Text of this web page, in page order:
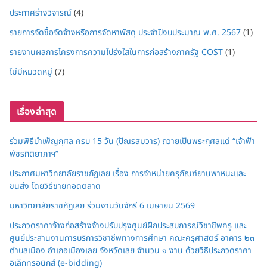
ประกาศร่างวิจารณ์(4)
รายการจัดซื้อจัดจ้างหรือการจัดหาพัสดุ ประจำปีงบประมาณ พ.ศ. 2567(1)
รายงานผลการโครงการความโปร่งใสในการก่อสร้างภาครัฐ COST(1)
ไม่มีหมวดหมู่ (7)
เรื่องล่าสุด
ร่วมพิธีบำเพ็ญกุศล ครบ 15 วัน (ปัณรสมวาร) ถวายเป็นพระกุศลแด่ “เจ้าฟ้า
พัชรกิติยาภาฯ”
ประกาศมหาวิทยาลัยราชภัฏเลย เรื่อง การจำหน่ายครุภัณฑ์ยานพาหนะและ
ขนส่ง โดยวิธีขายทอดตลาด
มหาวิทยาลัยราชภัฏเลย ร่วมงานวันจักรี 6 เมษายน 2569
ประกวดราคาจ้างก่อสร้างจ้างปรับปรุงศูนย์ฝึกประสบการณ์วิชาชีพครู และ
ศูนย์ประสานงานการบริการวิชาชีพทางการศึกษา คณะครุศาสตร์ อาคาร ๒๓
ตำบลเมือง อำเภอเมืองเลย จังหวัดเลย จำนวน ๑ งาน ด้วยวิธีประกวดราคา
อิเล็กทรอนิกส์ (e-bidding)